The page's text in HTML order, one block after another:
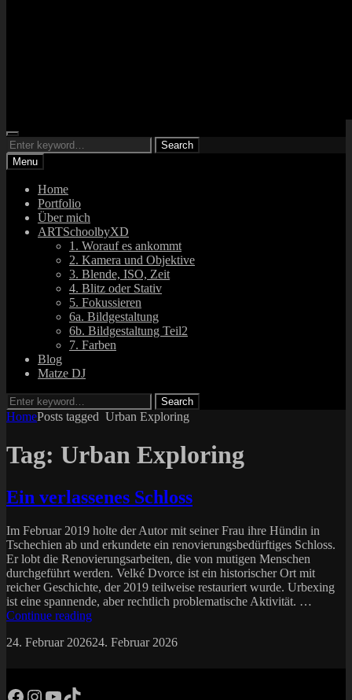
ARTsbyXD
Fotograf und DJ
Search
Search
for:
Search
Menu
Home
Portfolio
Über mich
ARTSchoolbyXD
1. Worauf es ankommt
2. Kamera und Objektive
3. Blende, ISO, Zeit
4. Blitz oder Stativ
5. Fokussieren
6a. Bildgestaltung
6b. Bildgestaltung Teil2
7. Farben
Blog
Matze DJ
Search
for:
Search
HomePosts tagged Urban Exploring
Tag: Urban Exploring
Ein verlassenes Schloss
Im Februar 2019 holte der Autor mit seiner Frau ihre Hündin in
Tschechien ab und erkundete ein renovierungsbedürftiges Schloss.
Er lobt die Renovierungsarbeiten, die von mutigen Menschen
durchgeführt werden. Velké Dvorce ist ein historischer Ort mit
reicher Geschichte, der 2019 teilweise restauriert wurde. Urbexing
ist eine spannende, aber rechtlich problematische Aktivität. …
Continue readingEin
Schloss
Posted
24. Februar 202624. Februar 2026by
Facebook
Instagram
YouTube
TikTok